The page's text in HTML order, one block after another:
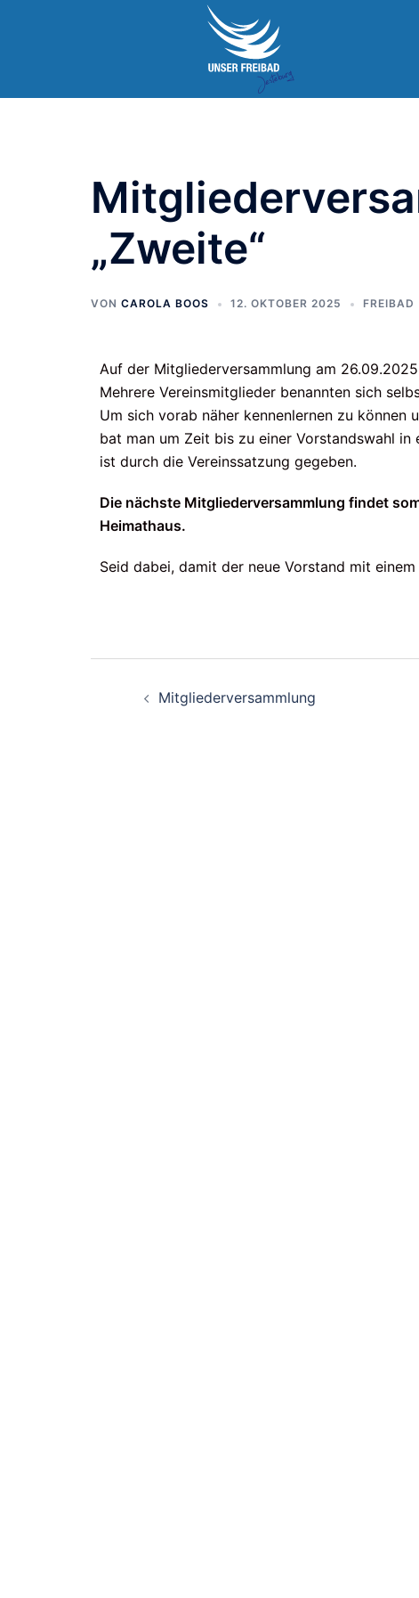
„Zweite“
VON CAROLA BOOS 12. OKTOBER 2025 FREIBAD
Auf der Mitgliederversammlung am
Mehrere Vereinsmitglieder benannten sich
Um sich vorab näher kennenlernen zu können
bat man um Zeit bis zu einer Vorstandswahl
ist durch die Vereinssatzung gegeben.
Die nächste Mitgliederversammlung findet
Heimathaus.
Seid dabei, damit der neue Vorstand mit
Mitgliederversammlung